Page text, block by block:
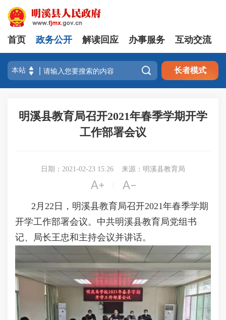
首页 政务公开 解读回应 办事服务 互动交流
 长者模式
明溪县教育局召开2021年春季学期开学
工作部署会议
日期：2021-02-23 15:26 来源：明溪县教育局
 
2月22日，明溪县教育局召开2021年春季学期
开学工作部署会议。中共明溪县教育局党组书
记、局长王忠和主持会议并讲话。